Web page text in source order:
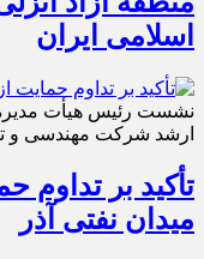
اسلامی ایران
نشست رئیس هیأت مدیره
ارشد شرکت مهندسی و
تأکید بر تداوم
میدان نفتی آذر